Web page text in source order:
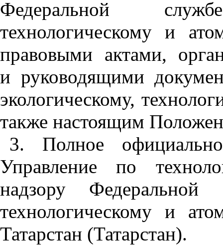
Федеральной
технологическому и
правовыми актами,
и руководящими
экологическому,
также настоящим
3. Полное
Управление по
надзору Федеральной
технологическому и
Татарстан (Татарстан).